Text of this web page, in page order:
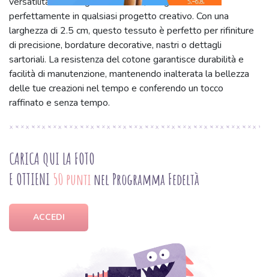
perfettamente in qualsiasi progetto creativo. Con una
larghezza di 2.5 cm, questo tessuto è perfetto per rifiniture
di precisione, bordature decorative, nastri o dettagli
sartoriali. La resistenza del cotone garantisce durabilità e
facilità di manutenzione, mantenendo inalterata la bellezza
delle tue creazioni nel tempo e conferendo un tocco
raffinato e senza tempo.
CARICA QUI LA FOTO
E OTTIENI 50 punti nel Programma Fedeltà
ACCEDI